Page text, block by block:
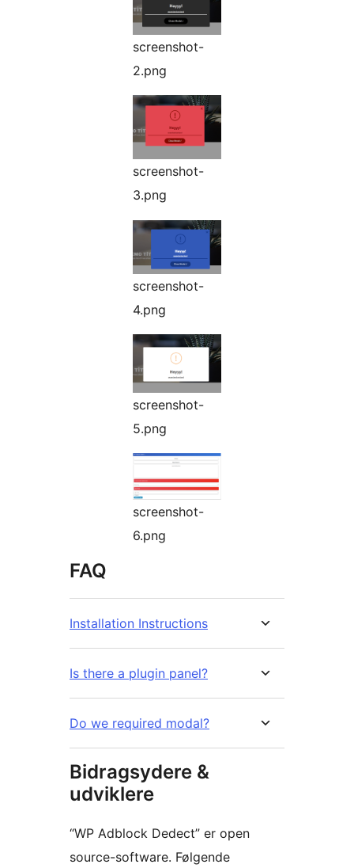
screenshot-
2.png
screenshot-
3.png
screenshot-
4.png
screenshot-
5.png
screenshot-
6.png
FAQ
Installation Instructions
Is there a plugin panel?
Do we required modal?
Bidragsydere &
udviklere
“WP Adblock Dedect” er open
source-software. Følgende